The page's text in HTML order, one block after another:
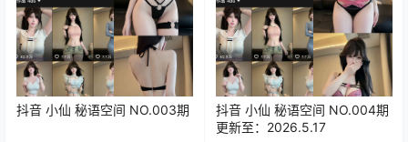
抖音 小仙 秘语空间 NO.003期
抖音 小仙 秘语空间 NO.004期
更新至：2026.5.17